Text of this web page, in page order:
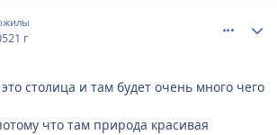
21 г
столица и там будет очень много чего
что там природа красивая